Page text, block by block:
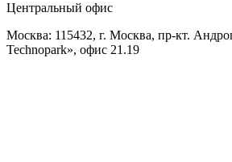
Центральный офис
Москва: 115432, г. Москва, пр-кт.
Technopark», офис 21.19